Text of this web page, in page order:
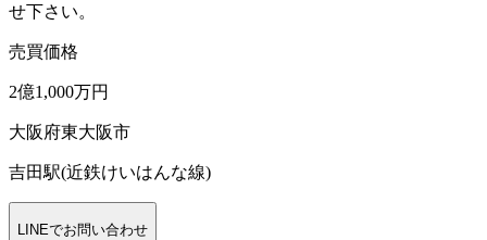
せ下さい。
売買価格
2億1,000万円
大阪府東大阪市
吉田駅(近鉄けいはんな線)
LINEでお問い合わせ